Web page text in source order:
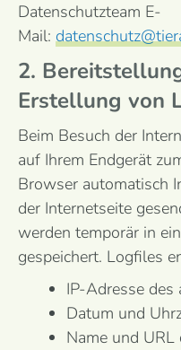
Datenschutzteam E-
Mail:
2.
Erstellung von
Beim Besuch der
auf Ihrem Endgerät
Browser automatisch
der Internetseite
werden temporär in
gespeichert. Logfiles
IP-Adresse des
Datum und
Name und URL